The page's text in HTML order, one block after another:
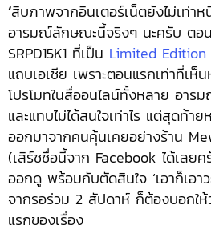
‘สิบภาพจากอินเตอร์เน็ตยังไม่เท่า
อารมณ์ลักษณะนี้จริงๆ นะครับ ตอน
SRPD15K1 ที่เป็น Limited Edition
แถบเอเชีย เพราะตอนแรกเท่าที่เห็
โปรโมทในสื่ออนไลน์ทั้งหลาย อาร
และแทบไม่ได้สนใจเท่าไร แต่สุดท้
ออกมาจากคนคุ้นเคยอย่างร้าน
(เสิร์ชชื่อนี้จาก Facebook ได้เลยค
ออกดู พร้อมกับตัดสินใจ ‘เอาก็เอา
จากรอร่วม 2 สัปดาห์ ก็ต้องบอกใ
แรกของเรื่อง